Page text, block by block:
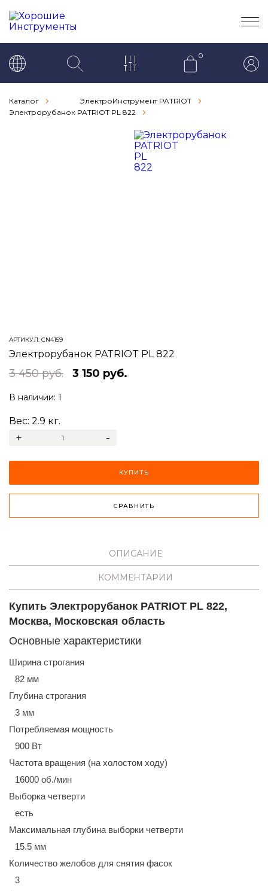
0
Каталог
ЭлектроИнструмент PATRIOT
Электрорубанок PATRIOT PL 822
АРТИКУЛ: CN4159
Электрорубанок PATRIOT PL 822
3 450 руб. 3 150 руб.
В наличии: 1
Вес: 2.9 кг.
+ -
КУПИТЬ
СРАВНИТЬ
ОПИСАНИЕ
КОММЕНТАРИИ
Купить Электрорубанок PATRIOT PL 822,
Москва, Московская область
Основные характеристики
Ширина строгания
82 мм
Глубина строгания
3 мм
Потребляемая мощность
900 Вт
Частота вращения (на холостом ходу)
16000 об./мин
Выборка четверти
есть
Максимальная глубина выборки четверти
15.5 мм
Количество желобов для снятия фасок
3